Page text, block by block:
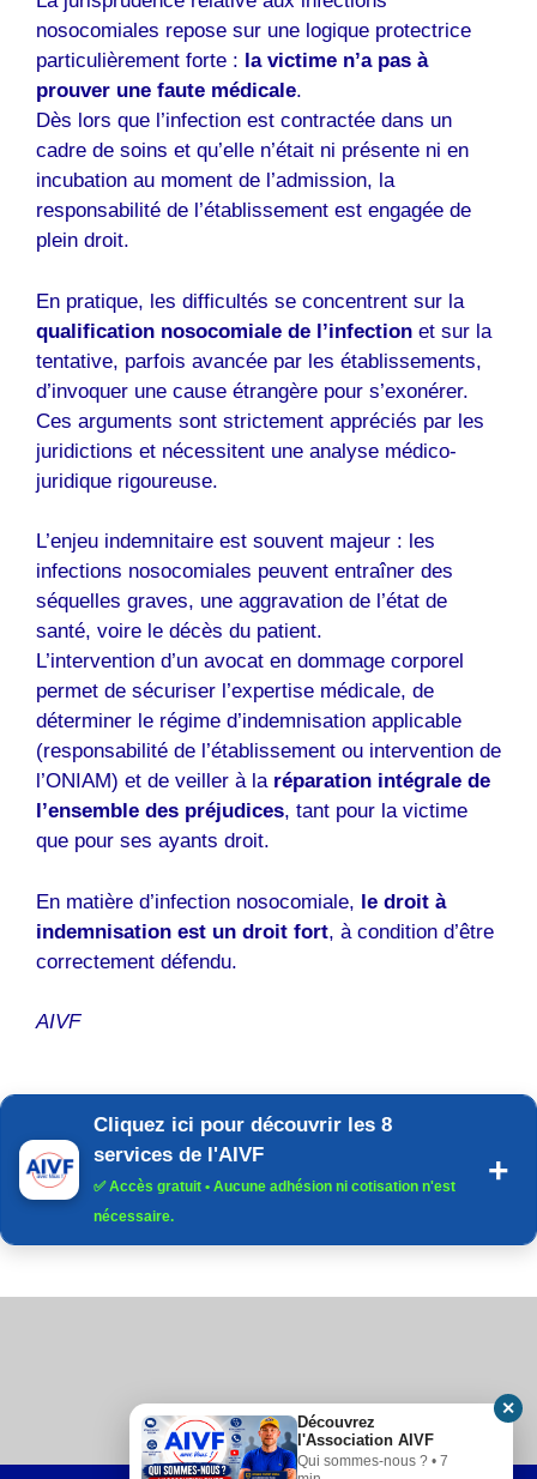
nosocomiales repose sur une logique protectrice
particulièrement forte : la victime n’a pas à
prouver une faute médicale.
Dès lors que l’infection est contractée dans un
cadre de soins et qu’elle n’était ni présente ni en
incubation au moment de l’admission, la
responsabilité de l’établissement est engagée de
plein droit.
En pratique, les difficultés se concentrent sur la
qualification nosocomiale de l’infection et sur la
tentative, parfois avancée par les établissements,
d’invoquer une cause étrangère pour s’exonérer.
Ces arguments sont strictement appréciés par les
juridictions et nécessitent une analyse médico-
juridique rigoureuse.
L’enjeu indemnitaire est souvent majeur : les
infections nosocomiales peuvent entraîner des
séquelles graves, une aggravation de l’état de
santé, voire le décès du patient.
L’intervention d’un avocat en dommage corporel
permet de sécuriser l’expertise médicale, de
déterminer le régime d’indemnisation applicable
(responsabilité de l’établissement ou intervention de
l’ONIAM) et de veiller à la réparation intégrale de
l’ensemble des préjudices, tant pour la victime
que pour ses ayants droit.
En matière d’infection nosocomiale, le droit à
indemnisation est un droit fort, à condition d’être
correctement défendu.
AIVF
Cliquez ici pour découvrir les 8
services de l'AIVF
✅Accès gratuit • Aucune adhésion ni cotisation n'est
nécessaire.
Découvrez
l'Association AIVF
Qui sommes-nous ? • 7
✕